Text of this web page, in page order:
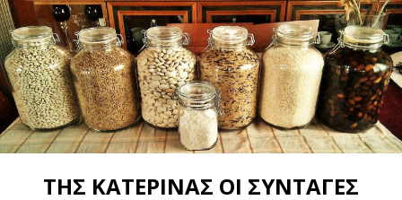
ΤΗΣ ΚΑΤΕΡΙΝΑΣ ΟΙ ΣΥΝΤΑΓΕΣ